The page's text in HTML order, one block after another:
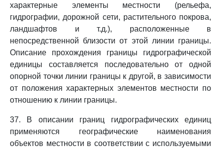
характерные элементы местности (рельефа,
гидрографии, дорожной сети, растительного покрова,
ландшафтов и т.д.), расположенные в
непосредственной близости от этой линии границы.
Описание прохождения границы гидрографической
единицы составляется последовательно от одной
опорной точки линии границы к другой, в зависимости
от положения характерных элементов местности по
отношению к линии границы.
37. В описании границ гидрографических единиц
применяются географические наименования
объектов местности в соответствии с используемыми